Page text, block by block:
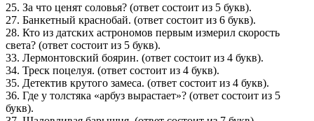
25. За что ценят соловья? (ответ состоит из 5 букв).
27. Банкетный краснобай. (ответ состоит из 6 букв).
28. Кто из датских астрономов первым измерил скорость
света? (ответ состоит из 5 букв).
33. Лермонтовский боярин. (ответ состоит из 4 букв).
34. Треск поцелуя. (ответ состоит из 4 букв).
35. Детектив крутого замеса. (ответ состоит из 4 букв).
36. Где у толстяка «арбуз вырастает»? (ответ состоит из 5
букв).